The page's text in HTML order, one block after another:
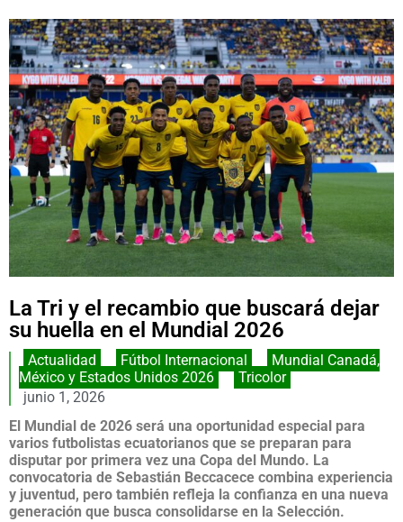
La Tri y el recambio que buscará dejar
su huella en el Mundial 2026
Actualidad Fútbol Internacional
Mundial Canadá,
México y Estados Unidos 2026
Tricolor
junio 1, 2026
El Mundial de 2026 será una oportunidad especial para
varios futbolistas ecuatorianos que se preparan para
disputar por primera vez una Copa del Mundo. La
convocatoria de Sebastián Beccacece combina experiencia
y juventud, pero también refleja la confianza en una nueva
generación que busca consolidarse en la Selección.